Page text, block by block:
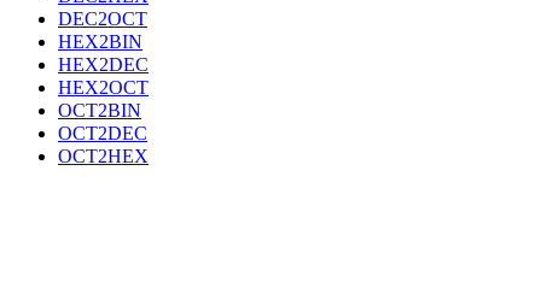
DEC2OCT
HEX2BIN
HEX2DEC
HEX2OCT
OCT2BIN
OCT2DEC
OCT2HEX